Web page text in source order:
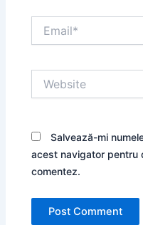
Salvează-mi
acest navigator pentru
comentez.